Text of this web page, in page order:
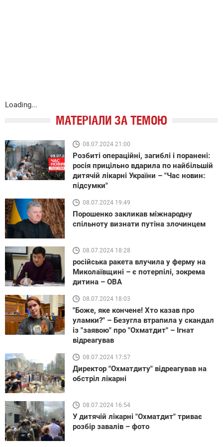
Loading...
МАТЕРІАЛИ ЗА ТЕМОЮ
08.07.2024 21:00
Розбиті операційні, загиблі і поранені:
росія прицільно вдарила по найбільшій
дитячій лікарні України – "Час новин:
підсумки"
08.07.2024 19:49
Порошенко закликав міжнародну
спільноту визнати путіна злочинцем
08.07.2024 18:28
російська ракета влучила у ферму на
Миколаївщині – є потерпілі, зокрема
дитина – ОВА
08.07.2024 18:03
"Боже, яке кончене! Хто казав про
уламки?" – Безугла втрапила у скандал
із "заявою" про "Охматдит" – Ігнат
відреагував
08.07.2024 17:57
Директор "Охматдиту" відреагував на
обстріл лікарні
08.07.2024 16:54
У дитячій лікарні "Охматдит" триває
розбір завалів – фото